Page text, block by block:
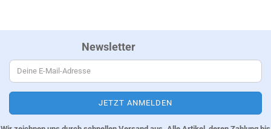
Newsletter